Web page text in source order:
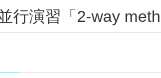
行演習「2-way